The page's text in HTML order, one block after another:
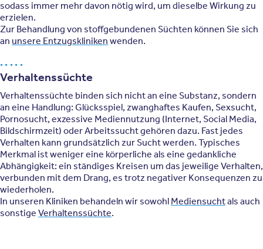
sodass immer mehr davon nötig wird, um dieselbe Wirkung zu
erzielen.
Zur Behandlung von stoffgebundenen Süchten können Sie sich
an unsere Entzugskliniken wenden.
Verhaltenssüchte
Verhaltenssüchte binden sich nicht an eine Substanz, sondern
an eine Handlung: Glücksspiel, zwanghaftes Kaufen, Sexsucht,
Pornosucht, exzessive Mediennutzung (Internet, Social Media,
Bildschirmzeit) oder Arbeitssucht gehören dazu. Fast jedes
Verhalten kann grundsätzlich zur Sucht werden. Typisches
Merkmal ist weniger eine körperliche als eine gedankliche
Abhängigkeit: ein ständiges Kreisen um das jeweilige Verhalten,
verbunden mit dem Drang, es trotz negativer Konsequenzen zu
wiederholen.
In unseren Kliniken behandeln wir sowohl Mediensuchtals auch
sonstige Verhaltenssüchte.